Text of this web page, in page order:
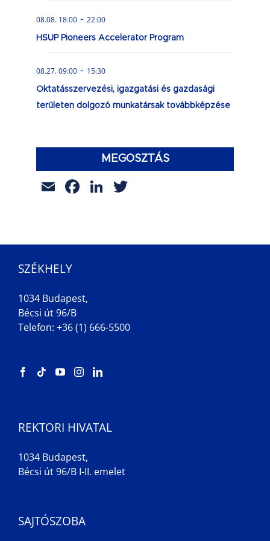
08.08. 18:00 - 22:00
HSUP Pioneers Accelerator Program
08.27. 09:00 - 15:30
Oktatásszervezési, igazgatási és gazdasági
területen dolgozó munkatársak továbbképzése
MEGOSZTÁS
EmailFacebook
LinkedIn
SZÉKHELY
1034 Budapest,
Bécsi út 96/B
Telefon: +36 (1) 666-5500
REKTORI HIVATAL
1034 Budapest,
Bécsi út 96/B I-II. emelet
SAJTÓSZOBA